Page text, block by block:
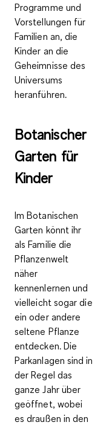
Programme und
Vorstellungen für
Familien an, die
Kinder an die
Geheimnisse des
Universums
heranführen.
Botanischer
Garten für
Kinder
Im Botanischen
Garten könnt ihr
als Familie die
Pflanzenwelt
näher
kennenlernen und
vielleicht sogar die
ein oder andere
seltene Pflanze
entdecken. Die
Parkanlagen sind in
der Regel das
ganze Jahr über
geöffnet, wobei
es draußen in den